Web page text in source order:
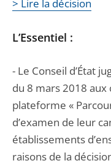
> Lire la décision
L’Essentiel :
- Le Conseil d’État
du 8 mars 2018 aux
plateforme «
d’examen de leur
établissements
raisons de la